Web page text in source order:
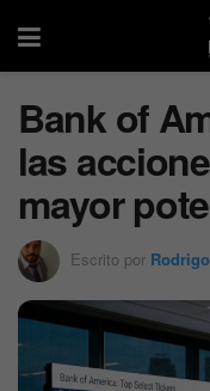
Bank of
las
mayor
Escrito por